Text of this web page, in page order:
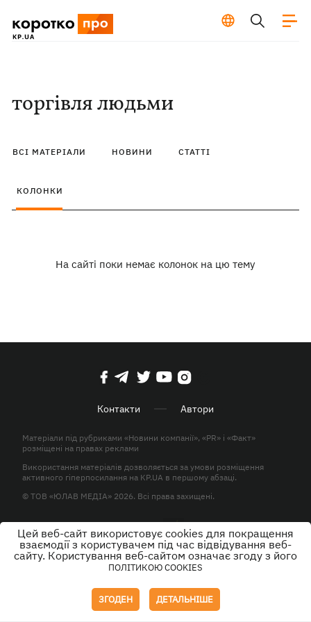
торгівля людьми
ВСІ МАТЕРІАЛИ НОВИНИ СТАТТІ
КОЛОНКИ
На сайті поки немає колонок на цю тему
Контакти Автори
Матеріали під рубриками «Новини компанії», «PR» і «Факт»
розміщені на правах реклами
Використання матеріалів дозволяється за умови розміщення
активного гіперпосилання на KP.UA в першому абзаці.
© ТОВ «ЮЛАВ МЕДІА» 2026. Всі права захищені.
Дизайн
Цей веб-сайт використовує cookies для покращення
взаємодії з користувачем під час відвідування веб-
сайту. Користування веб-сайтом означає згоду з його
ПОЛІТИКОЮ COOKIES
ЗГОДЕН ДЕТАЛЬНІШЕ